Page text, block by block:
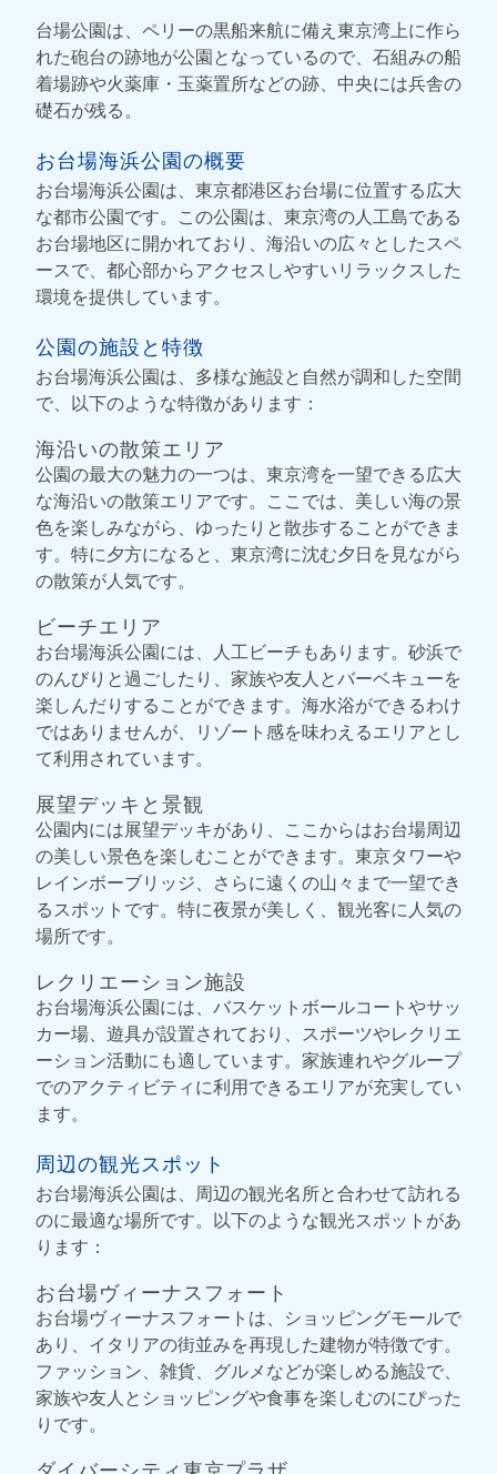
台場公園は、ペリーの黒船来航に備え東京湾上に作ら
れた砲台の跡地が公園となっているので、石組みの船
着場跡や火薬庫・玉薬置所などの跡、中央には兵舎の
礎石が残る。
お台場海浜公園の概要
お台場海浜公園は、東京都港区お台場に位置する広大
な都市公園です。この公園は、東京湾の人工島である
お台場地区に開かれており、海沿いの広々としたスペ
ースで、都心部からアクセスしやすいリラックスした
環境を提供しています。
公園の施設と特徴
お台場海浜公園は、多様な施設と自然が調和した空間
で、以下のような特徴があります：
海沿いの散策エリア
公園の最大の魅力の一つは、東京湾を一望できる広大
な海沿いの散策エリアです。ここでは、美しい海の景
色を楽しみながら、ゆったりと散歩することができま
す。特に夕方になると、東京湾に沈む夕日を見ながら
の散策が人気です。
ビーチエリア
お台場海浜公園には、人工ビーチもあります。砂浜で
のんびりと過ごしたり、家族や友人とバーベキューを
楽しんだりすることができます。海水浴ができるわけ
ではありませんが、リゾート感を味わえるエリアとし
て利用されています。
展望デッキと景観
公園内には展望デッキがあり、ここからはお台場周辺
の美しい景色を楽しむことができます。東京タワーや
レインボーブリッジ、さらに遠くの山々まで一望でき
るスポットです。特に夜景が美しく、観光客に人気の
場所です。
レクリエーション施設
お台場海浜公園には、バスケットボールコートやサッ
カー場、遊具が設置されており、スポーツやレクリエ
ーション活動にも適しています。家族連れやグループ
でのアクティビティに利用できるエリアが充実してい
ます。
周辺の観光スポット
お台場海浜公園は、周辺の観光名所と合わせて訪れる
のに最適な場所です。以下のような観光スポットがあ
ります：
お台場ヴィーナスフォート
お台場ヴィーナスフォートは、ショッピングモールで
あり、イタリアの街並みを再現した建物が特徴です。
ファッション、雑貨、グルメなどが楽しめる施設で、
家族や友人とショッピングや食事を楽しむのにぴった
りです。